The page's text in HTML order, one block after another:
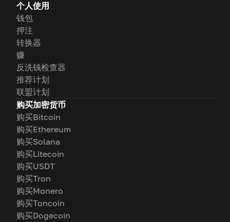
个人使用
钱包
押注
转换器
赚
反洗钱检查器
推荐计划
联盟计划
购买加密货币
购买Bitcoin
购买Ethereum
购买Solana
购买Litecoin
购买USDT
购买Tron
购买Monero
购买Toncoin
购买Dogecoin